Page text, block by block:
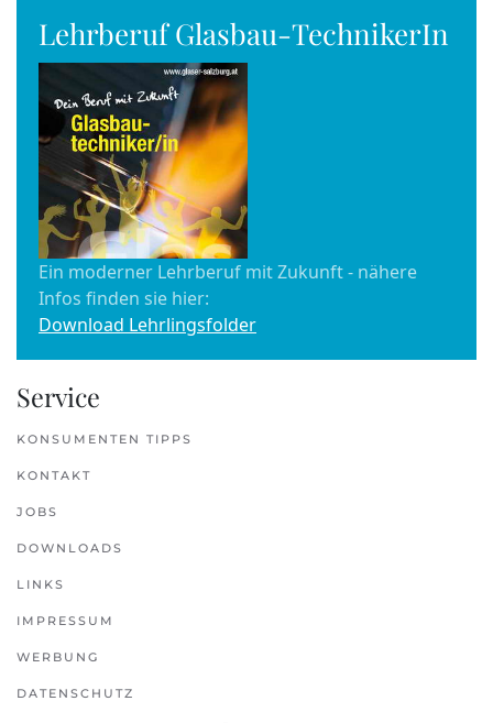
Lehrberuf Glasbau-TechnikerIn
Ein moderner Lehrberuf mit Zukunft - nähere
Infos finden sie hier:
Download Lehrlingsfolder
Service
KONSUMENTEN TIPPS
KONTAKT
JOBS
DOWNLOADS
LINKS
IMPRESSUM
WERBUNG
DATENSCHUTZ